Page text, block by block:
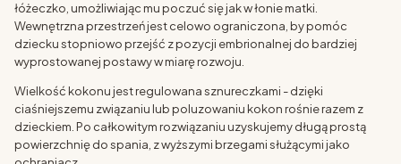
łóżeczko, umożliwiając mu poczuć się jak w łonie matki.
Wewnętrzna przestrzeń jest celowo ograniczona, by pomóc
dziecku stopniowo przejść z pozycji embrionalnej do bardziej
wyprostowanej postawy w miarę rozwoju.
Wielkość kokonu jest regulowana sznureczkami - dzięki
ciaśniejszemu związaniu lub poluzowaniu kokon rośnie razem z
dzieckiem. Po całkowitym rozwiązaniu uzyskujemy długą prostą
powierzchnię do spania, z wyższymi brzegami służącymi jako